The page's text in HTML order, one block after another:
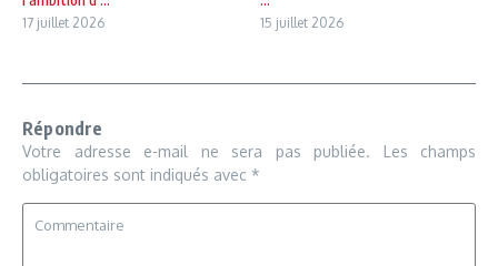
17 juillet 2026 15 juillet 2026
Répondre
Votre adresse e-mail ne sera pas publiée.
Les champs
obligatoires sont indiqués avec *